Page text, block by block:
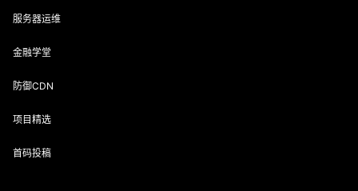
服务器运维
金融学堂
防御CDN
项目精选
首码投稿